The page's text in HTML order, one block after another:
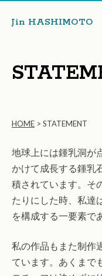
Jin HASHIMOTO
HOME > STATEMENT
地球上には鍾乳洞が
かけて成⻑する鍾乳
積されています。そ
たりにした時、私達
を構成する⼀要素で
私の作品もまた制作
ています。あくまで